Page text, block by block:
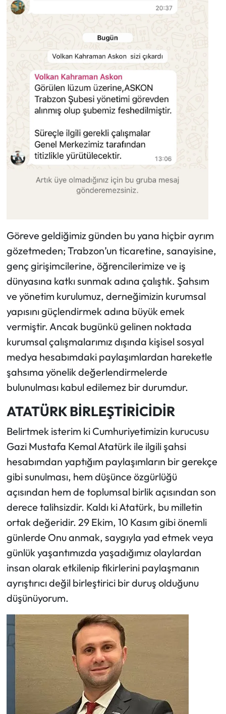
Göreve geldiğimiz günden bu yana hiçbir ayrım
gözetmeden; Trabzon’un ticaretine, sanayisine,
genç girişimcilerine, öğrencilerimize ve iş
dünyasına katkı sunmak adına çalıştık. Şahsım
ve yönetim kurulumuz, derneğimizin kurumsal
yapısını güçlendirmek adına büyük emek
vermiştir. Ancak bugünkü gelinen noktada
kurumsal çalışmalarımız dışında kişisel sosyal
medya hesabımdaki paylaşımlardan hareketle
şahsıma yönelik değerlendirmelerde
bulunulması kabul edilemez bir durumdur.
ATATÜRK BİRLEŞTİRİCİDİR
Belirtmek isterim ki Cumhuriyetimizin kurucusu
Gazi Mustafa Kemal Atatürk ile ilgili şahsi
hesabımdan yaptığım paylaşımların bir gerekçe
gibi sunulması, hem düşünce özgürlüğü
açısından hem de toplumsal birlik açısından son
derece talihsizdir. Kaldı ki Atatürk, bu milletin
ortak değeridir. 29 Ekim, 10 Kasım gibi önemli
günlerde Onu anmak, saygıyla yad etmek veya
günlük yaşantımızda yaşadığımız olaylardan
insan olarak etkilenip fikirlerini paylaşmanın
ayrıştırıcı değil birleştirici bir duruş olduğunu
düşünüyorum.